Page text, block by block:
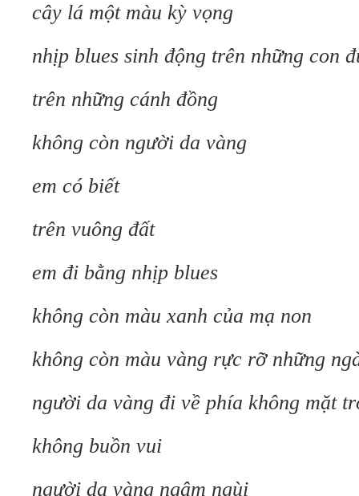
cây lá một màu kỳ vọng
nhịp blues sinh động trên những con
trên những cánh đồng
không còn người da vàng
em có biết
trên vuông đất
em đi bằng nhịp blues
không còn màu xanh của mạ non
không còn màu vàng rực rỡ những
người da vàng đi về phía không mặt
không buồn vui
người da vàng ngậm ngùi